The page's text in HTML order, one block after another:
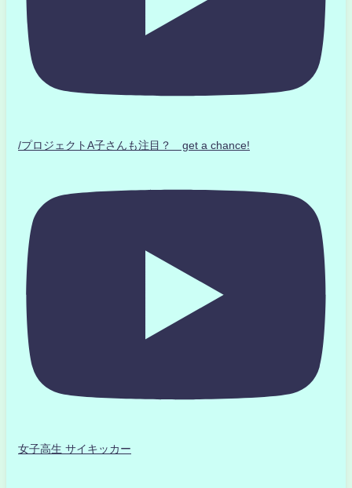
/プロジェクトA子さんも注目？ get a chance!
女子高生 サイキッカー